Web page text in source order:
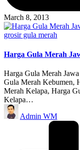
March 8, 2013
Posted
grosir gula merah
Harga Gula Merah
Harga Gula Merah
Gula Merah Kebumen,
Merah Kelapa, Harga
Kelapa…
Posted
by
Admin WM